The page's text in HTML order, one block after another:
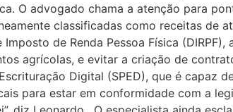
O advogado chama a atenção para
classificadas como receitas de
de Renda Pessoa Física (DIRPF),
agrícolas, e evitar a criação de
Digital (SPED), que é capaz
para estar em conformidade com a